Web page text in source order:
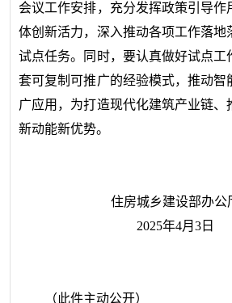
会议工作安排，充分发挥政策引导作
体创新活力，深入推动各项工作落地
试点任务。同时，要认真做好试点工
套可复制可推广的经验模式，推动智
广应用，为打造现代化建筑产业链、
新动能新优势。
住房城乡建
2025
（此件主动公开）